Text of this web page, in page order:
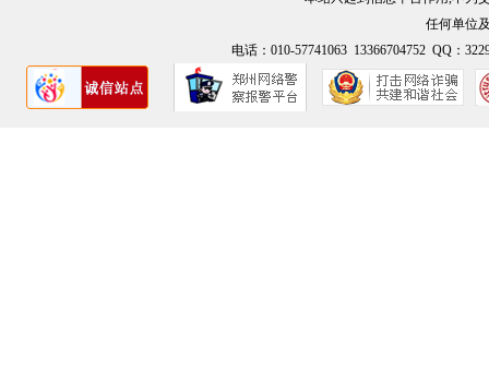
任何单位
电话：010-57741063 13366704752 QQ：